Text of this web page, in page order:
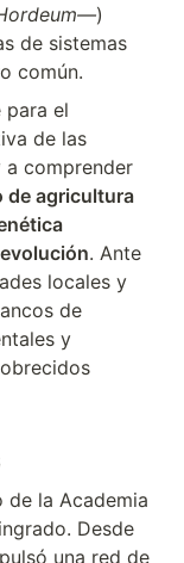
)
de sistemas
común.
el
de las
comprender
de agricultura
. Ante
locales y
de
y
de la Academia
Desde
una red de